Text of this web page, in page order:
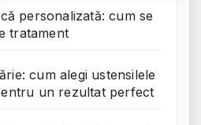
personalizată: cum se
tratament
cum alegi ustensilele
un rezultat perfect